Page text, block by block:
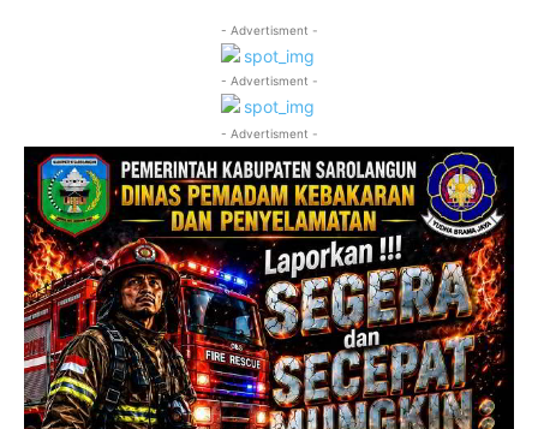
- Advertisment -
- Advertisment -
- Advertisment -